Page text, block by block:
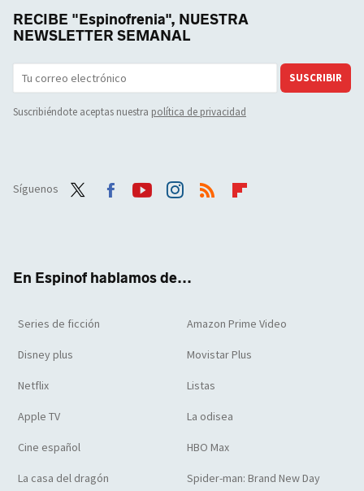
RECIBE "Espinofrenia", NUESTRA
NEWSLETTER SEMANAL
SUSCRIBIR
Suscribiéndote aceptas nuestra política de privacidad
Síguenos
En Espinof hablamos de...
Series de ficción Amazon Prime Video
Disney plus Movistar Plus
Netflix Listas
Apple TV La odisea
Cine español HBO Max
La casa del dragón Spider-man: Brand New Day